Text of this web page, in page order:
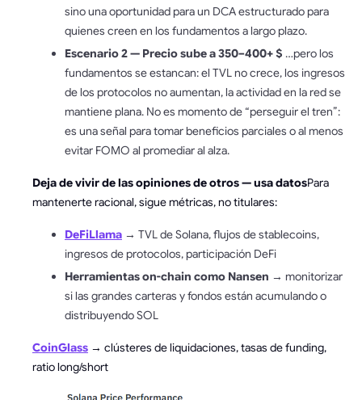
sino una oportunidad para un DCA estructurado para
quienes creen en los fundamentos a largo plazo.
Escenario 2 — Precio sube a 350–400+ $ …pero los
fundamentos se estancan: el TVL no crece, los ingresos
de los protocolos no aumentan, la actividad en la red se
mantiene plana. No es momento de “perseguir el tren”:
es una señal para tomar beneficios parciales o al menos
evitar FOMO al promediar al alza.
Deja de vivir de las opiniones de otros — usa datosPara
mantenerte racional, sigue métricas, no titulares:
DeFiLlama → TVL de Solana, flujos de stablecoins,
ingresos de protocolos, participación DeFi
Herramientas on-chain como Nansen → monitorizar
si las grandes carteras y fondos están acumulando o
distribuyendo SOL
CoinGlass → clústeres de liquidaciones, tasas de funding,
ratio long/short